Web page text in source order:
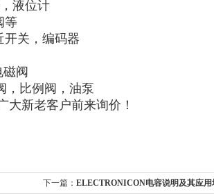
液位计
等
开关，编码器
阀
，比例阀，油泵
大新老客户前来询价！
下一篇： ELECTRONICON电容说明及其应用